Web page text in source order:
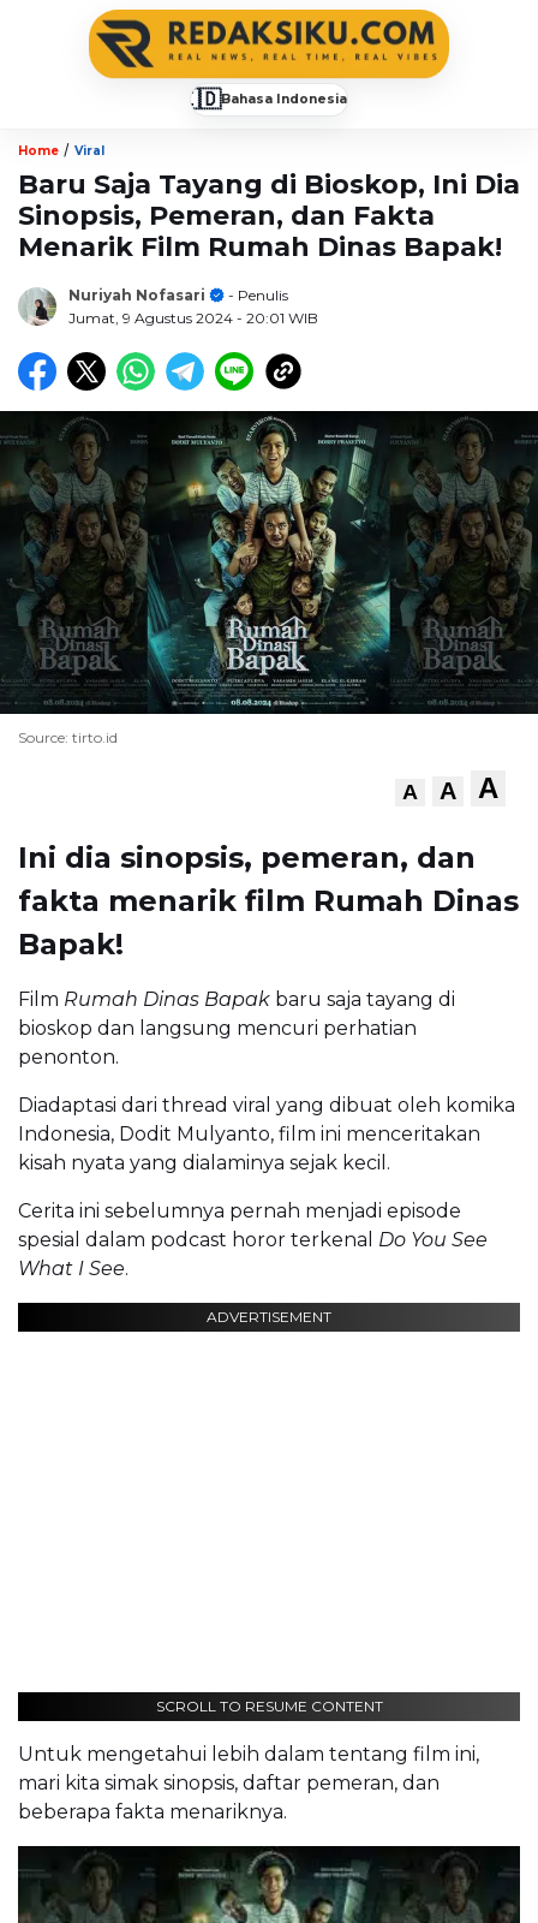
🇮🇩Bahasa Indonesia
Home / Viral
Baru Saja Tayang di Bioskop, Ini Dia
Sinopsis, Pemeran, dan Fakta
Menarik Film Rumah Dinas Bapak!
Nuriyah Nofasari
- Penulis
Jumat, 9 Agustus 2024 - 20:01 WIB
Source: tirto.id
A A A
Ini dia sinopsis, pemeran, dan
fakta menarik film Rumah Dinas
Bapak!
Film Rumah Dinas Bapak baru saja tayang di
bioskop dan langsung mencuri perhatian
penonton.
Diadaptasi dari thread viral yang dibuat oleh komika
Indonesia, Dodit Mulyanto, film ini menceritakan
kisah nyata yang dialaminya sejak kecil.
Cerita ini sebelumnya pernah menjadi episode
spesial dalam podcast horor terkenal Do You See
What I See.
ADVERTISEMENT
SCROLL TO RESUME CONTENT
Untuk mengetahui lebih dalam tentang film ini,
mari kita simak sinopsis, daftar pemeran, dan
beberapa fakta menariknya.